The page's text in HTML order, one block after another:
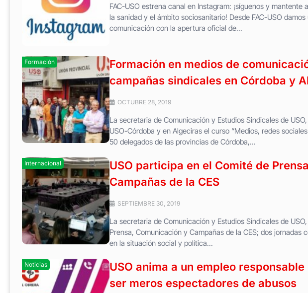
FAC-USO estrena canal en Instagram: ¡síguenos y
la sanidad y el ámbito sociosanitario! Desde FAC-USO
comunicación con la apertura oficial de...
Formación
Formación en medios de
campañas sindicales en Córdoba y
OCTUBRE 28, 2019
La secretaria de Comunicación y Estudios Sindicales de
USO-Córdoba y en Algeciras el curso “Medios, redes
50 delegados de las provincias de Córdoba,...
Internacional
USO participa en el Comité de
Campañas de la CES
SEPTIEMBRE 30, 2019
La secretaria de Comunicación y Estudios Sindicales de
Prensa, Comunicación y Campañas de la CES; dos jornadas
en la situación social y política...
Noticias
USO anima a un empleo
ser meros espectadores de abusos